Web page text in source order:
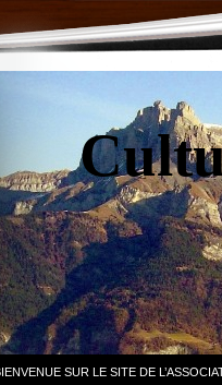
SUR LE SITE DE